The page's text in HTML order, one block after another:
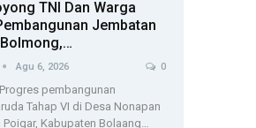
TNI Dan Warga
Jembatan
Agu 6, 2026 0
pembangunan
Tahap VI di Desa Nonapan
Poigar, Kabupaten Bolaang…